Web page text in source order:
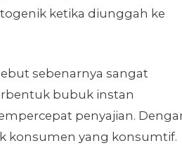
ketika diunggah ke
sebenarnya sangat
bubuk instan
penyajian.
konsumen yang konsumtif.